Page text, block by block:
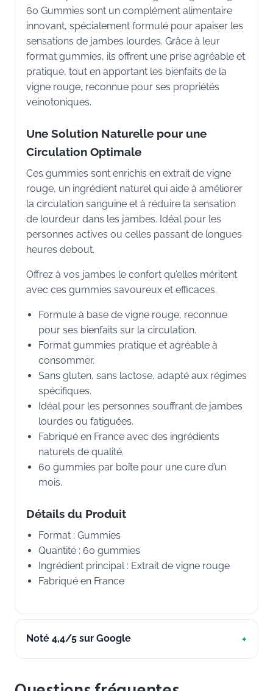
60 Gummies sont un complément alimentaire
innovant, spécialement formulé pour apaiser les
sensations de jambes lourdes. Grâce à leur
format gummies, ils offrent une prise agréable et
pratique, tout en apportant les bienfaits de la
vigne rouge, reconnue pour ses propriétés
veinotoniques.
Une Solution Naturelle pour une
Circulation Optimale
Ces gummies sont enrichis en extrait de vigne
rouge, un ingrédient naturel qui aide à améliorer
la circulation sanguine et à réduire la sensation
de lourdeur dans les jambes. Idéal pour les
personnes actives ou celles passant de longues
heures debout.
Offrez à vos jambes le confort qu’elles méritent
avec ces gummies savoureux et efficaces.
Formule à base de vigne rouge, reconnue
pour ses bienfaits sur la circulation.
Format gummies pratique et agréable à
consommer.
Sans gluten, sans lactose, adapté aux régimes
spécifiques.
Idéal pour les personnes souffrant de jambes
lourdes ou fatiguées.
Fabriqué en France avec des ingrédients
naturels de qualité.
60 gummies par boîte pour une cure d’un
mois.
Détails du Produit
Format : Gummies
Quantité : 60 gummies
Ingrédient principal : Extrait de vigne rouge
Fabriqué en France
Noté 4,4/5 sur Google